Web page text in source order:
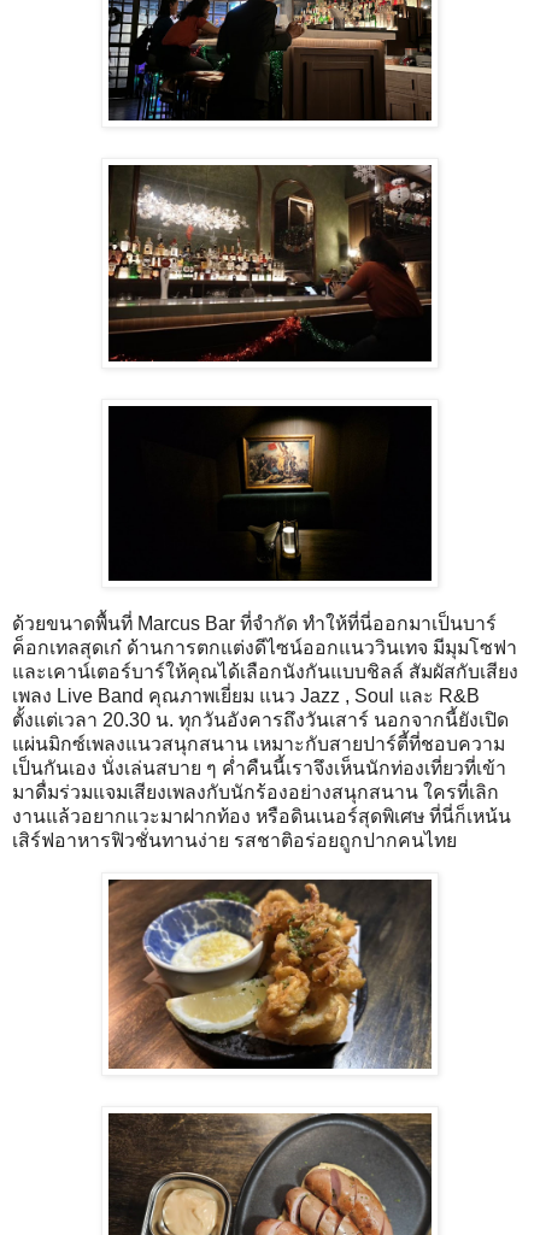
ด้วยขนาดพื้นที่ Marcus Bar ที่จำกัด ทำให้ที่นี่ออกมาเป็นบาร์
ค็อกเทลสุดเก๋ ด้านการตกแต่งดีไซน์ออกแนววินเทจ มีมุมโซฟา
และเคาน์เตอร์บาร์ให้คุณได้เลือกนังกันแบบชิลล์ สัมผัสกับเสียง
เพลง Live Band คุณภาพเยี่ยม แนว Jazz , Soul และ R&B
ตั้งแต่เวลา 20.30 น. ทุกวันอังคารถึงวันเสาร์ นอกจากนี้ยังเปิด
แผ่นมิกซ์เพลงแนวสนุกสนาน เหมาะกับสายปาร์ตี้ที่ชอบความ
เป็นกันเอง นั่งเล่นสบาย ๆ ค่ำคืนนี้เราจึงเห็นนักท่องเที่ยวที่เข้า
มาดื่มร่วมแจมเสียงเพลงกับนักร้องอย่างสนุกสนาน ใครที่เลิก
งานแล้วอยากแวะมาฝากท้อง หรือดินเนอร์สุดพิเศษ ที่นี่ก็เหน้น
เสิร์ฟอาหารฟิวชั่นทานง่าย รสชาติอร่อยถูกปากคนไทย